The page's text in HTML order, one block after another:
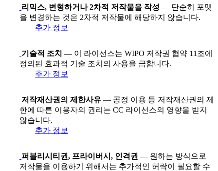
리믹스, 변형하거나 2차적 저작물을 작성 — 단순히 포맷
을 변경하는 것은 2차적 저작물에 해당하지 않습니다.
추가 정보
기술적 조치 — 이 라이선스는 WIPO 저작권 협약 11조에
정의된 효과적 기술 조치의 사용을 금합니다.
추가 정보
저작재산권의 제한사유 — 공정 이용 등 저작재산권의 제
한에 따른 이용자의 권리는 CC 라이선스의 영향을 받지
않습니다.
추가 정보
퍼블리시티권, 프라이버시, 인격권 — 원하는 방식으로
저작물을 이용하기 위해서는 추가적인 허락이 필요할 수